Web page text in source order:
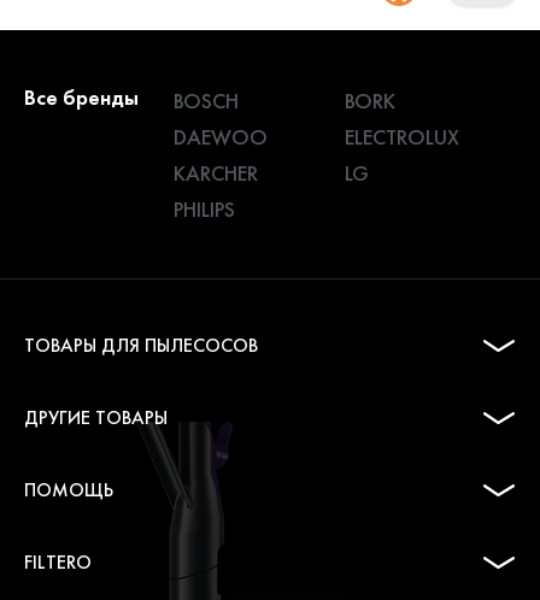
Все бренды BOSCH
BORK
DAEWOO
ELECTROLUX
KARCHER
LG
PHILIPS
ТОВАРЫ ДЛЯ ПЫЛЕСОСОВ
ДРУГИЕ ТОВАРЫ
ПОМОЩЬ
FILTERO